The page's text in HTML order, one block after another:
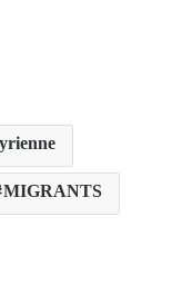
MIGRANTS